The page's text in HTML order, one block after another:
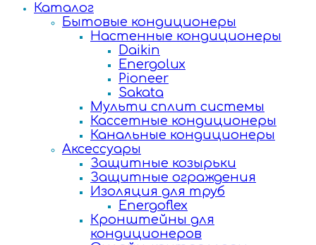
Каталог
Бытовые кондиционеры
Настенные кондиционеры
Daikin
Energolux
Pioneer
Sakata
Мульти сплит системы
Кассетные кондиционеры
Канальные кондиционеры
Аксессуары
Защитные козырьки
Защитные ограждения
Изоляция для труб
Energoflex
Кронштейны для
кондиционеров